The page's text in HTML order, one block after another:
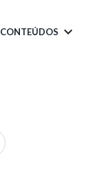
CONTEÚDOS